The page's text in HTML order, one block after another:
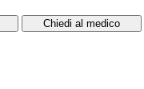
Chiedi al medico